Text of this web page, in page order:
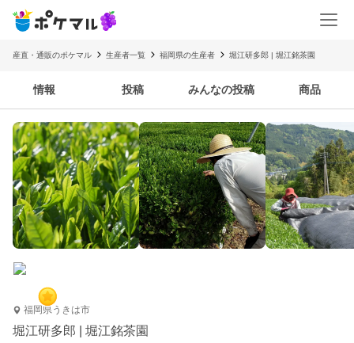
産直・通販のポケマル 生産者一覧 福岡県の生産者 堀江研多郎 | 堀江銘茶園
情報 投稿 みんなの投稿 商品
福岡県うきは市
堀江研多郎 | 堀江銘茶園